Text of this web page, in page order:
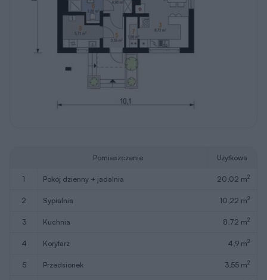
Pomieszczenie Użytkowa
1 pokój dzienny + jadalnia 20,02 m2
2 sypialnia 10,22 m2
3 kuchnia 8,72 m2
4 korytarz 4,9 m2
5 przedsionek 3,55 m2